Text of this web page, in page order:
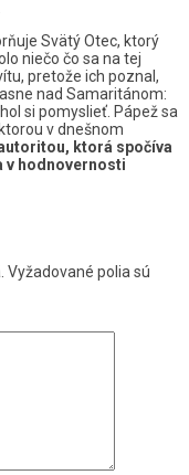
Svätý Otec, ktorý
niečo čo sa na tej
pretože ich poznal,
nad Samaritánom:
si pomyslieť. Pápež sa
v dnešnom
ktorá spočíva
v hodnovernosti
Vyžadované polia sú